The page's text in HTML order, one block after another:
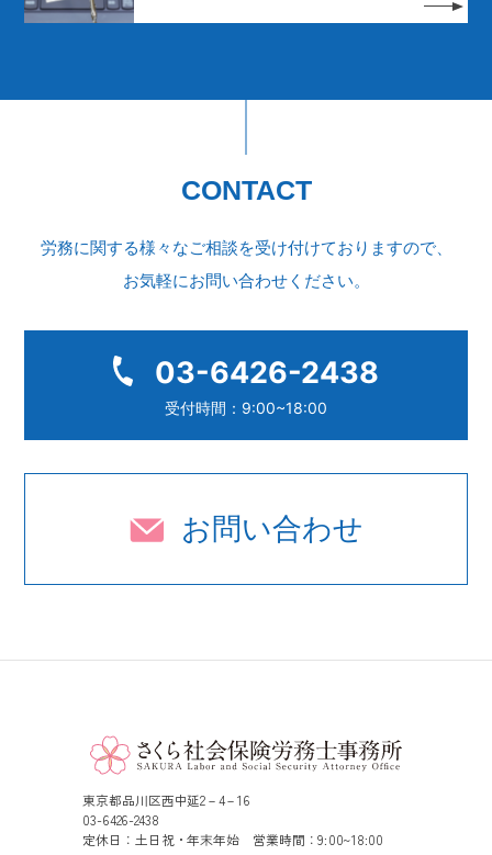
CONTACT
労務に関する様々なご相談を受け付けておりますので、
お気軽にお問い合わせください。
03-6426-2438
受付時間：9:00~18:00
お問い合わせ
東京都品川区西中延2－4－16
03-6426-2438
定休日：土日祝・年末年始 営業時間：9:00~18:00